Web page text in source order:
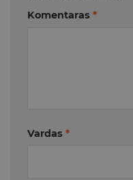
Komentaras *
Vardas *